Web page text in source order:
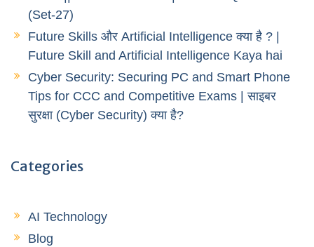
(Set-27)
Future Skills और Artificial Intelligence क्या है ? |
Future Skill and Artificial Intelligence Kaya hai
Cyber Security: Securing PC and Smart Phone
Tips for CCC and Competitive Exams | साइबर
सुरक्षा (Cyber Security) क्या है?
Categories
AI Technology
Blog